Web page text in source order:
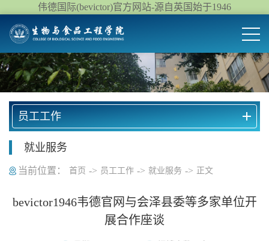
伟德国际(bevictor)官方网站-源自英国始于1946
员工工作
就业服务
当前位置： 首页 -> 员工工作 -> 就业服务 -> 正文
bevictor1946韦德官网与会泽县委等多家单位开
展合作座谈